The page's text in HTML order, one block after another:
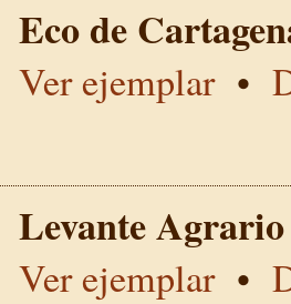
Eco de
Ver ejemplar•
Levante
Ver ejemplar•